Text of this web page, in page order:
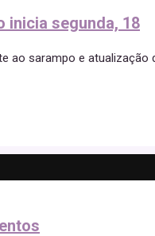
inicia segunda, 18
ao sarampo e atualização